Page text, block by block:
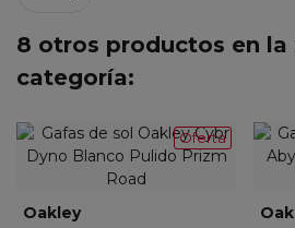
8 otros productos en la
categoría:
Oferta
Oakley